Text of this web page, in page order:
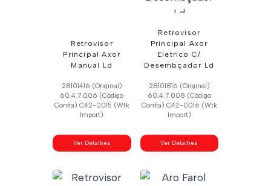
Retrovisor
Principal Axor
Manual Ld
28101416 (Original)
60.4.7.006 (Código
Confia) C42-0015 (Wtk
Import)
Ver Detalhes
Retrovisor
Principal Axor
Eletrico C/
Desembçador Ld
28101816 (Original)
60.4.7.008 (Código
Confia) C42-0016 (Wtk
Import)
Ver Detalhes